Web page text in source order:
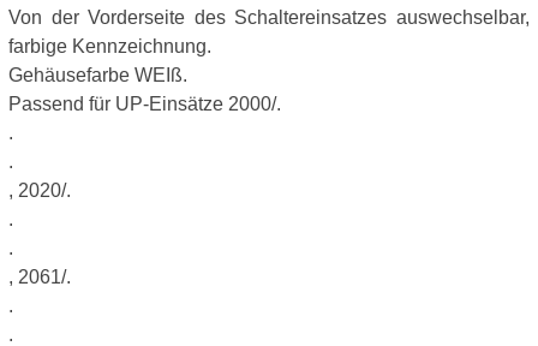
Von der Vorderseite des Schaltereinsatzes auswechselbar,
farbige Kennzeichnung.
Gehäusefarbe WEIß.
Passend für UP-Einsätze 2000/.
.
.
, 2020/.
.
.
, 2061/.
.
.